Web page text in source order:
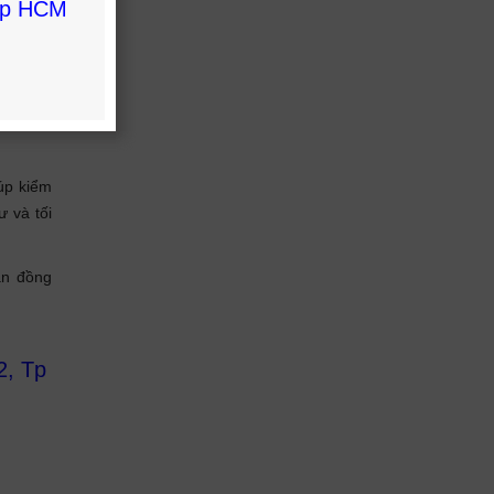
trong
kiểm
và tối
đồng
Tp
HCM